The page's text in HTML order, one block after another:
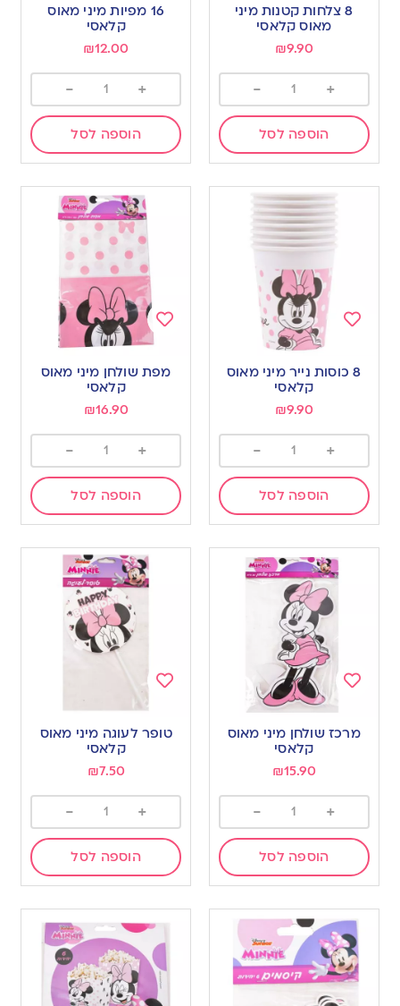
wishlist
8 צלחות קטנות מיני
מאוס קלאסי
₪9.90
+
-
הוספה לסל
16 מפיות מיני מאוס
קלאסי
₪12.00
+
-
הוספה לסל
to8 כוסות נייר מיני מאוס
קלאסי
₪9.90
+
-
הוספה לסל
Add
toמפת שולחן מיני מאוס
קלאסי
₪16.90
+
-
הוספה לסל
to
wishlist
מרכז שולחן מיני מאוס
קלאסי
₪15.90
+
-
הוספה לסל
to
wishlist
טופר לעוגה מיני מאוס
קלאסי
₪7.50
+
-
הוספה לסל